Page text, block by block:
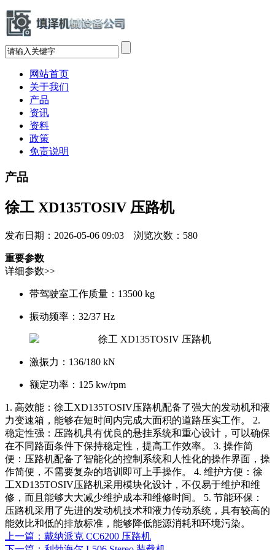
网站首页
关于我们
产品
资讯
资料
政策
免责说明
产品
徐工 XD135TOSIV 压路机
发布日期：2026-05-06 09:03 浏览次数： 580
重要参数
详细参数>>
带驾驶室工作质量： 13500 kg
振动频率： 32/37 Hz
激振力： 136/180 kN
额定功率： 125 kw/rpm
1. 高效能：徐工XD135TOSIV压路机配备了强大的发动机和液
力变速箱，能够在短时间内完成大面积的道路压实工作。 2.
稳定性强：压路机具有优良的悬挂系统和重心设计，可以确保
在不同路面条件下保持稳定性，提高工作效率。 3. 操作简
便：压路机配备了智能化的控制系统和人性化的操作界面，操
作简便，不需要复杂的培训即可上手操作。 4. 维护方便：徐
工XD135TOSIV压路机采用模块化设计，不仅易于维护和维
修，而且能够大大减少维护成本和维修时间。 5. 节能环保：
压路机采用了先进的发动机技术和液力传动系统，具有较高的
能效比和低的排放标准，能够降低能源消耗和环境污染。
上一篇：戴纳派克 CC6200 压路机